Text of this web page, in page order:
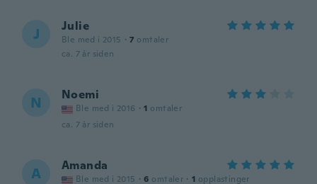
J Julie
Ble med i 2015 · 7 omtaler
ca. 7 år siden
N Noemi
Ble med i 2016 · 1 omtaler
ca. 7 år siden
A Amanda
Ble med i 2015 · 6 omtaler · 1 opplastinger